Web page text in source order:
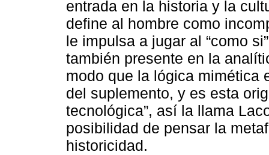
entrada en la historia y la
define al hombre como
le impulsa a jugar al “como
también presente en la
modo que la lógica mimética
del suplemento, y es esta
tecnológica”, así la llama
posibilidad de pensar la
historicidad.